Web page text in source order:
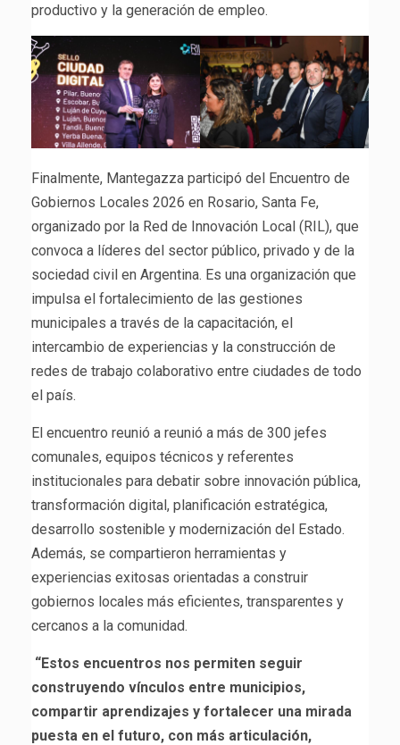
productivo y la generación de empleo.
Finalmente, Mantegazza participó del Encuentro de
Gobiernos Locales 2026 en Rosario, Santa Fe,
organizado por la Red de Innovación Local (RIL), que
convoca a líderes del sector público, privado y de la
sociedad civil en Argentina. Es una organización que
impulsa el fortalecimiento de las gestiones
municipales a través de la capacitación, el
intercambio de experiencias y la construcción de
redes de trabajo colaborativo entre ciudades de todo
el país.
El encuentro reunió a reunió a más de 300 jefes
comunales, equipos técnicos y referentes
institucionales para debatir sobre innovación pública,
transformación digital, planificación estratégica,
desarrollo sostenible y modernización del Estado.
Además, se compartieron herramientas y
experiencias exitosas orientadas a construir
gobiernos locales más eficientes, transparentes y
cercanos a la comunidad.
“Estos encuentros nos permiten seguir
construyendo vínculos entre municipios,
compartir aprendizajes y fortalecer una mirada
puesta en el futuro, con más articulación,